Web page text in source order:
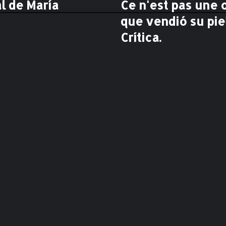
de María
C
e
n
'
e
Ce n'est pas une
que vendió su
Crítica.